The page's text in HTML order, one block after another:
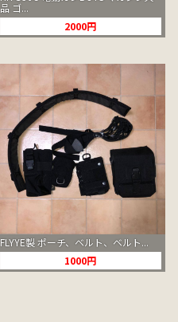
品 ゴ...
2000円
FLYYE製 ポーチ、ベルト、ベルト...
1000円